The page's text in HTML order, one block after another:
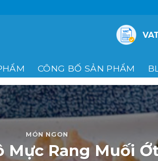
CÔNG BỐ SẢN PHẨM
MÓN NGON
Mực Rang Muối